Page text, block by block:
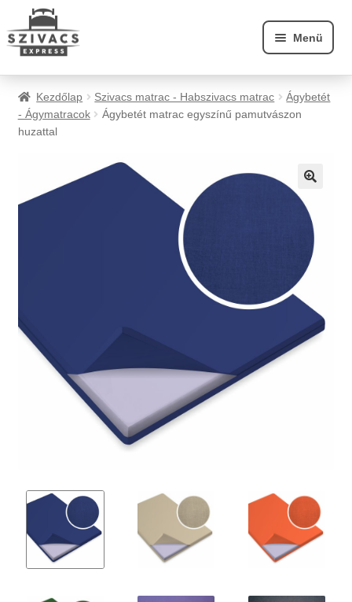
Ugrás
a
Kilépés
a
Menü
A szivacsról
Szállítás
Webáruház
Kezdőlap Szivacs matrac - Habszivacs matrac
Ágybetét
- Ágymatracok
Ágybetét matrac egyszínű pamutvászon
huzattal